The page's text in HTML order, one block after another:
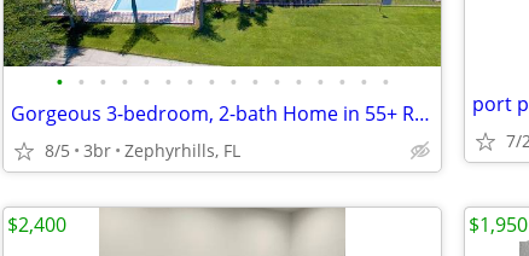
• • • • • • • • • • • • • • • •
Gorgeous 3-bedroom, 2-bath Home in 55+ Resort Community
8/5 3br Zephyrhills, FL
port
7/
$2,400 $1,950